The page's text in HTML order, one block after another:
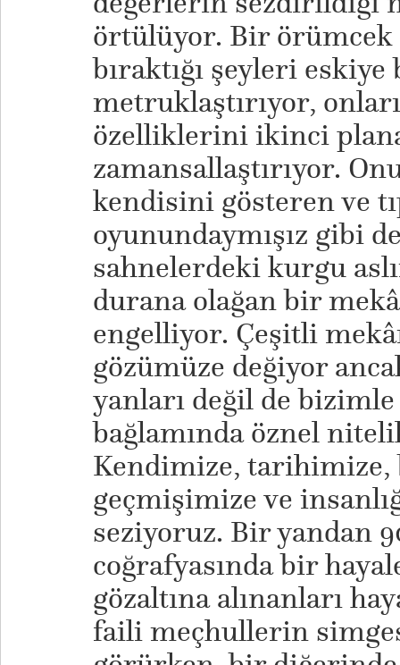
örtülüyor. Bir örümcek
bıraktığı şeyleri eskiye
metruklaştırıyor,
özelliklerini ikinci
zamansallaştırıyor.
kendisini gösteren ve
oyunundaymışız gibi
sahnelerdeki kurgu
durana olağan bir
engelliyor. Çeşitli
gözümüze değiyor
yanları değil de
bağlamında öznel
Kendimize, tarihimize,
geçmişimize ve
seziyoruz. Bir yandan
coğrafyasında bir
gözaltına alınanları
faili meçhullerin